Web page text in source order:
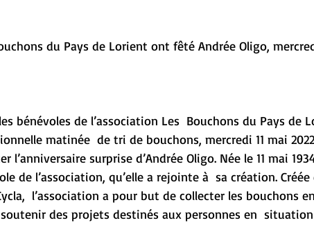
du Pays de Lorient ont fêté Andrée Oligo,
bénévoles de l’association Les  Bouchons du Pays de
matinée  de tri de bouchons, mercredi 11 mai
l’anniversaire surprise d’Andrée Oligo. Née le 11 mai
de l’association, qu’elle a rejointe à  sa création.
l’association a pour but de collecter les bouchons
des projets destinés aux personnes en